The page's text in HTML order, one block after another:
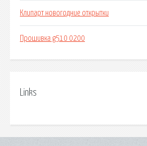
Клипарт новогодние открытки
Прошивка g510 0200
Links